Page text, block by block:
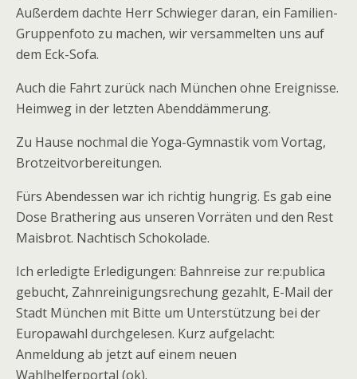
Außerdem dachte Herr Schwieger daran, ein Familien-
Gruppenfoto zu machen, wir versammelten uns auf
dem Eck-Sofa.
Auch die Fahrt zurück nach München ohne Ereignisse.
Heimweg in der letzten Abenddämmerung.
Zu Hause nochmal die Yoga-Gymnastik vom Vortag,
Brotzeitvorbereitungen.
Fürs Abendessen war ich richtig hungrig. Es gab eine
Dose Brathering aus unseren Vorräten und den Rest
Maisbrot. Nachtisch Schokolade.
Ich erledigte Erledigungen: Bahnreise zur re:publica
gebucht, Zahnreinigungsrechung gezahlt, E-Mail der
Stadt München mit Bitte um Unterstützung bei der
Europawahl durchgelesen. Kurz aufgelacht:
Anmeldung ab jetzt auf einem neuen
Wahlhelferportal (ok).